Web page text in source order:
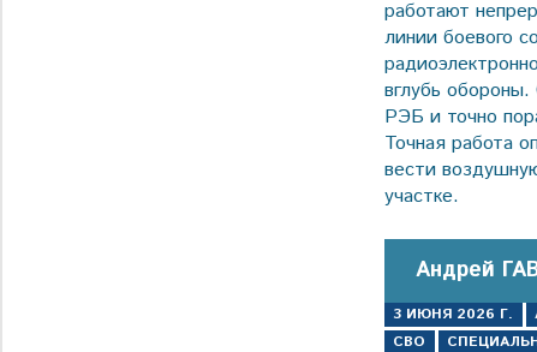
работают
линии боевого
вглубь
РЭБ и точно
Точная работа
вести
участке.
Андрей
3 ИЮНЯ 2026 Г.
СВО